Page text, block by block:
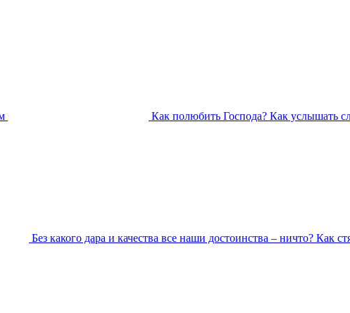
Как полюбить Господа? Как услышать
Без какого дара и качества все наши достоинства – ничто? Как